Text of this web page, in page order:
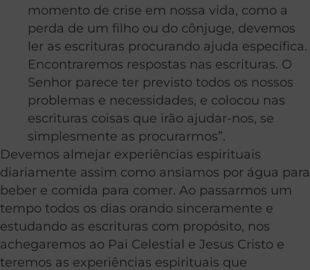
momento de crise em nossa vida, como a
perda de um filho ou do cônjuge, devemos
ler as escrituras procurando ajuda específica.
Encontraremos respostas nas escrituras. O
Senhor parece ter previsto todos os nossos
problemas e necessidades, e colocou nas
escrituras coisas que irão ajudar-nos, se
simplesmente as procurarmos”.
Devemos almejar experiências espirituais
diariamente assim como ansiamos por água para
beber e comida para comer. Ao passarmos um
tempo todos os dias orando sinceramente e
estudando as escrituras com propósito, nos
achegaremos ao Pai Celestial e Jesus Cristo e
teremos as experiências espirituais que